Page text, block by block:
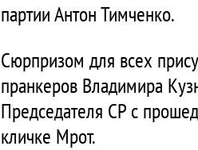
партии Антон Тимченко.
Сюрпризом для всех
пранкеров Владимира
Председателя СР с
кличке Мрот.